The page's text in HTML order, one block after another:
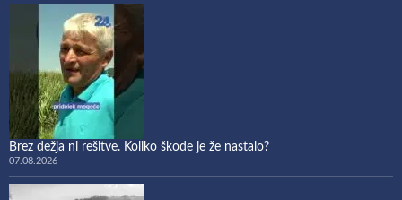
Brez dežja ni rešitve. Koliko škode je že nastalo?
07.08.2026